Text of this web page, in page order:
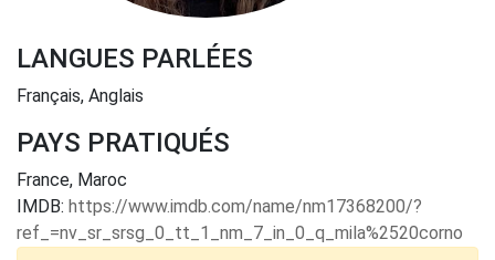
LANGUES PARLÉES
Français, Anglais
PAYS PRATIQUÉS
France, Maroc
IMDB: https://www.imdb.com/name/nm17368200/?
ref_=nv_sr_srsg_0_tt_1_nm_7_in_0_q_mila%2520corno